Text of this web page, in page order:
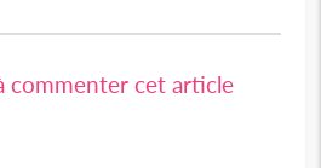
commenter cet article